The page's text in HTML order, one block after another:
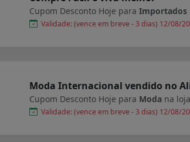
Cupom Desconto Hoje para Importados
Validade: (vence em breve - 3 dias) 12/08/
Moda Internacional vendido no
Cupom Desconto Hoje para Moda na loja
Validade: (vence em breve - 3 dias) 12/08/